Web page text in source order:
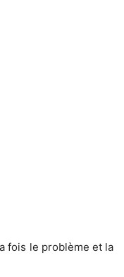
fois le problème et la